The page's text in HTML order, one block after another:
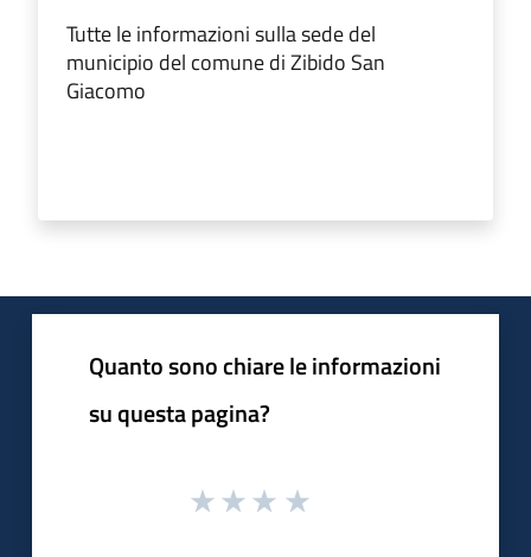
Tutte le informazioni sulla sede del
municipio del comune di Zibido San
Giacomo
Quanto sono chiare le informazioni
su questa pagina?